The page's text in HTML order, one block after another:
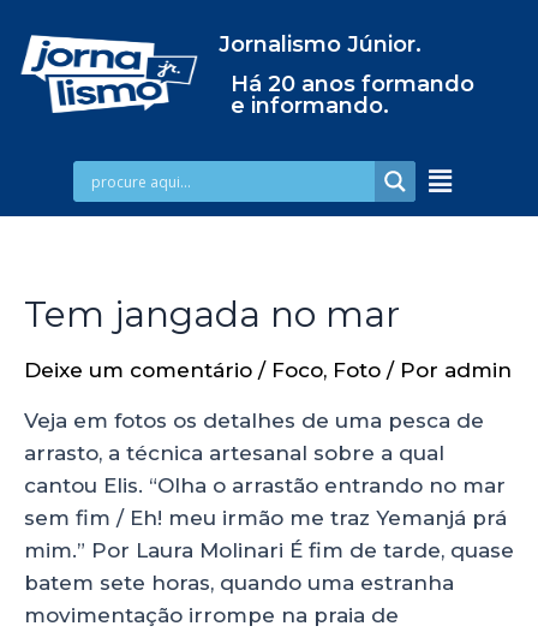
Jornalismo Júnior.
Há 20 anos formando
e informando.
Tem jangada no mar
Deixe um comentário / Foco, Foto / Por admin
Veja em fotos os detalhes de uma pesca de
arrasto, a técnica artesanal sobre a qual
cantou Elis. “Olha o arrastão entrando no mar
sem fim / Eh! meu irmão me traz Yemanjá prá
mim.” Por Laura Molinari É fim de tarde, quase
batem sete horas, quando uma estranha
movimentação irrompe na praia de